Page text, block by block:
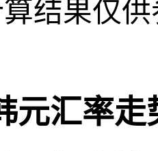
结果仅
元汇率走